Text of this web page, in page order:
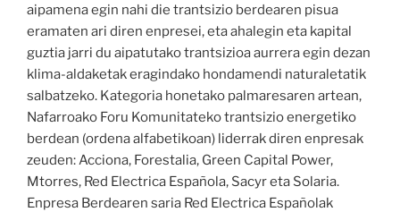
aipamena egin nahi die trantsizio berdearen pisua
eramaten ari diren enpresei, eta ahalegin eta kapital
guztia jarri du aipatutako trantsizioa aurrera egin dezan
klima-aldaketak eragindako hondamendi naturaletatik
salbatzeko. Kategoria honetako palmaresaren artean,
Nafarroako Foru Komunitateko trantsizio energetiko
berdean (ordena alfabetikoan) liderrak diren enpresak
zeuden: Acciona, Forestalia, Green Capital Power,
Mtorres, Red Electrica Española, Sacyr eta Solaria.
Enpresa Berdearen saria Red Electrica Españolak